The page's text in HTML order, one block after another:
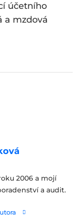
účetního
a mzdová
2006 a mojí
a audit.